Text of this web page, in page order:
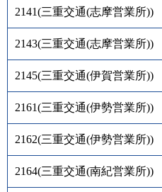
2141(三重交通(志摩営業所))
2143(三重交通(志摩営業所))
2145(三重交通(伊賀営業所))
2161(三重交通(伊勢営業所))
2162(三重交通(伊勢営業所))
2164(三重交通(南紀営業所))